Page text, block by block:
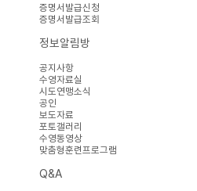
증명서발급신청
증명서발급조회
정보알림방
공지사항
수영자료실
시도연맹소식
공인
보도자료
포토갤러리
수영동영상
맞춤형훈련프로그램
Q&A